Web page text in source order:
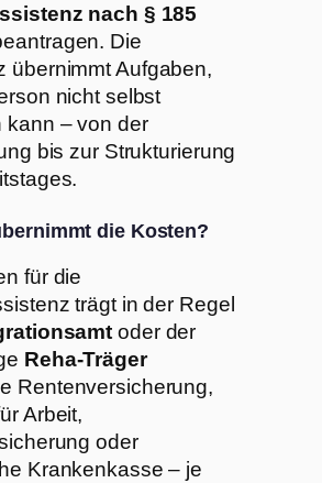
nach § 185
Die
übernimmt Aufgaben,
nicht selbst
kann – von der
bis zur Strukturierung
die Kosten?
für die
trägt in der Regel
oder der
Reha-Träger
Rentenversicherung,
Arbeit,
oder
Krankenkasse – je